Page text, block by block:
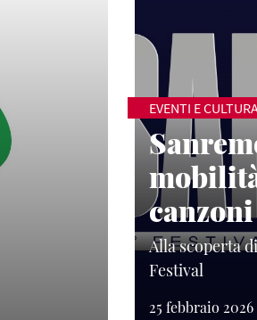
EVENTI E
canzoni
Alla scoperta
Festival
25 febbraio 2026